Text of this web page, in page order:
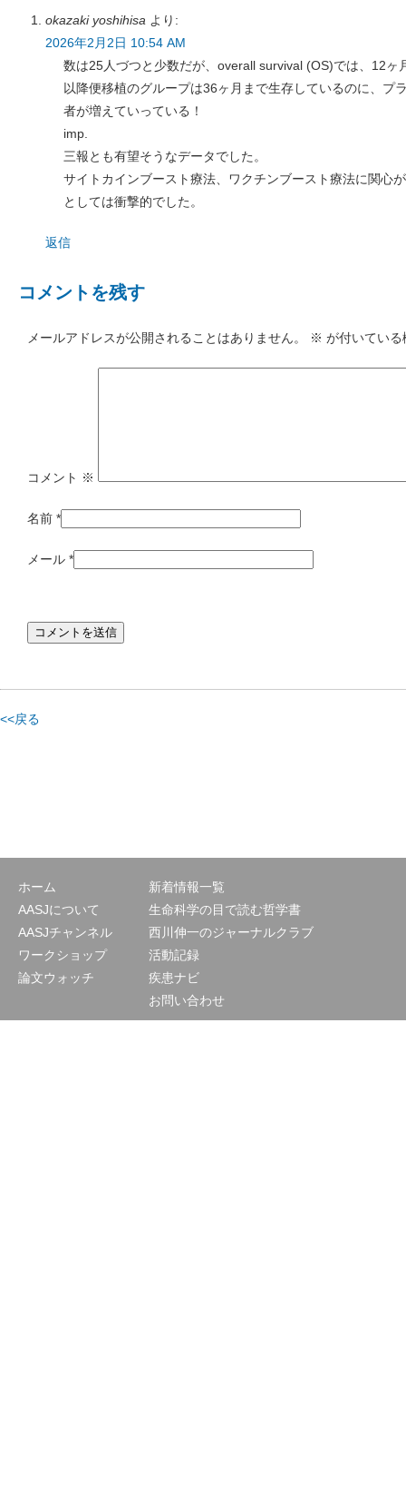
okazaki yoshihisa より:
2026年2月2日 10:54 AM
数は25人づつと少数だが、overall survival (OS)では、12ヶ
以降便移植のグループは36ヶ月まで生存しているのに、プ
者が増えていっている！
imp.
三報とも有望そうなデータでした。
サイトカインブースト療法、ワクチンブースト療法に関心
としては衝撃的でした。
返信
コメントを残す
メールアドレスが公開されることはありません。 ※ が付いてい
コメント ※
名前 *
メール *
<<戻る
ホーム
AASJについて
AASJチャンネル
ワークショップ
論文ウォッチ
新着情報一覧
生命科学の目で読む哲学書
西川伸一のジャーナルクラブ
活動記録
疾患ナビ
お問い合わせ